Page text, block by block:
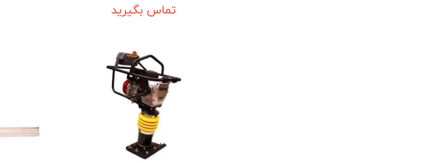
تماس بگیرید